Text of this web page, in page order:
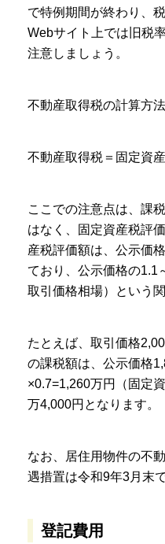
で特例期間が終わり、
Webサイト上では旧税
注意しましょう。
不動産取得税の計算方
不動産取得税＝固定資
ここでの注意点は、課
はなく、固定資産税評
産税評価額は、公示価
ており、公示価格の1.1
取引価格相場）という関
たとえば、取引価格
の課税額は、公示価格
×0.7=1,260万円（固定
万4,000円となります。
なお、居住用物件の不
遇措置は令和9年3月末
登記費用